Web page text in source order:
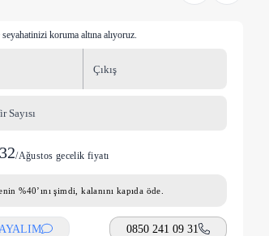
seyahatinizi koruma altına alıyoruz.
Çıkış
Sayısı
/Ağustos gecelik fiyatı
%40’ını şimdi, kalanını kapıda öde.
0850 241 09 31